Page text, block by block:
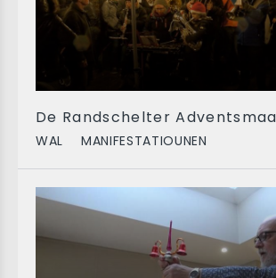
De Randschelter
WAL MANIFESTATIOUNEN